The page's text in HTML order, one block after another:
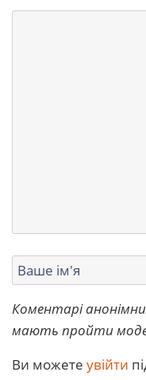
Коментарі
мають пройти
Ви можете увійти